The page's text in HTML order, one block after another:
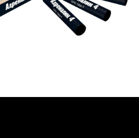
Бабочки, пчелы
Жуки
Циркоблицы